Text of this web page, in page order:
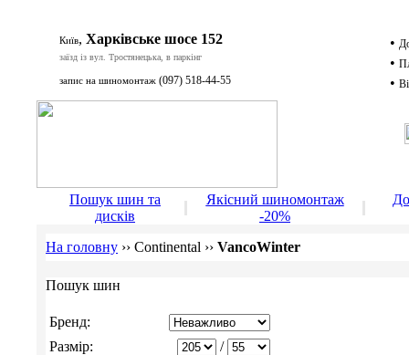
Київ, Харківське шосе 152
заїзд із вул. Тростянецька, в паркінг
запис на шиномонтаж (097) 518-44-55
•
•
•
Пошук шин та
дисків
Якісний шиномонтаж
-20%
На головну ›› Continental ›› VancoWinter
Пошук шин
Бренд:
Размір:
/